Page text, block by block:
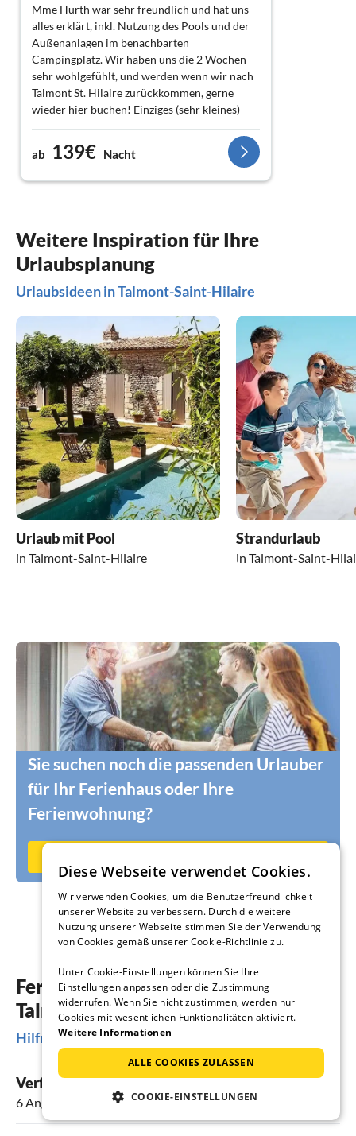
Mme Hurth war sehr freundlich und hat uns
alles erklärt, inkl. Nutzung des Pools und der
Außenanlagen im benachbarten
Campingplatz. Wir haben uns die 2 Wochen
sehr wohlgefühlt, und werden wenn wir nach
Talmont St. Hilaire zurückkommen, gerne
wieder hier buchen! Einziges (sehr kleines)
Manko das Haus ist etwas hellhörig - wenn die
Kinder schlafen, geht man als Erwachsener
am besten in den schönen großen Garten und
ab 139€ Nacht
Weitere Inspiration für Ihre
Urlaubsplanung
Urlaubsideen in Talmont-Saint-Hilaire
Urlaub mit Pool
in Talmont-Saint-Hilaire
Strandurlaub
in Talmont-Saint-
Sie suchen noch die passenden Urlauber
für Ihr Ferienhaus oder Ihre
Ferienwohnung?
Ferienhäuser & Ferienwohnungen in
Talmont-Saint-Hilaire
Hilfreiche Informationen
Verfügbare Ferienunterkünfte
6 Angebote
Diese Webseite verwendet Cookies.
Wir verwenden Cookies, um die Benutzerfreundlichkeit
unserer Website zu verbessern. Durch die weitere
Nutzung unserer Webseite stimmen Sie der Verwendung
von Cookies gemäß unserer Cookie-Richtlinie zu.
Unter Cookie-Einstellungen können Sie Ihre
Einstellungen anpassen oder die Zustimmung
widerrufen. Wenn Sie nicht zustimmen, werden nur
Cookies mit wesentlichen Funktionalitäten aktiviert.
Weitere Informationen
ALLE COOKIES ZULASSEN
COOKIE-EINSTELLUNGEN